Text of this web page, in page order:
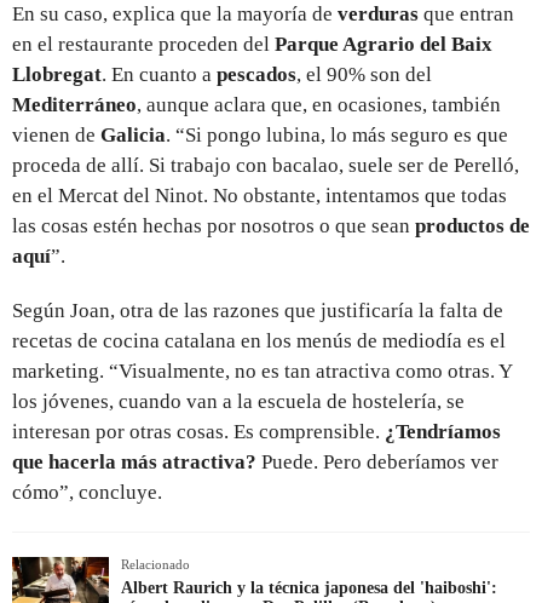
En su caso, explica que la mayoría de verduras que entran
en el restaurante proceden del Parque Agrario del Baix
Llobregat. En cuanto a pescados, el 90% son del
Mediterráneo, aunque aclara que, en ocasiones, también
vienen de Galicia. “Si pongo lubina, lo más seguro es que
proceda de allí. Si trabajo con bacalao, suele ser de Perelló,
en el Mercat del Ninot. No obstante, intentamos que todas
las cosas estén hechas por nosotros o que sean productos de
aquí”.
Según Joan, otra de las razones que justificaría la falta de
recetas de cocina catalana en los menús de mediodía es el
marketing. “Visualmente, no es tan atractiva como otras. Y
los jóvenes, cuando van a la escuela de hostelería, se
interesan por otras cosas. Es comprensible. ¿Tendríamos
que hacerla más atractiva? Puede. Pero deberíamos ver
cómo”, concluye.
Relacionado
Albert Raurich y la técnica japonesa del 'haiboshi':